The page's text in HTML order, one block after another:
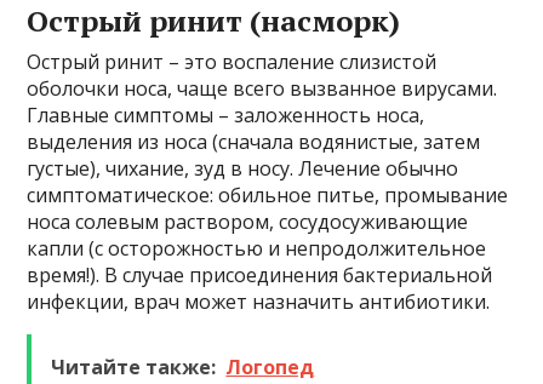
Острый ринит (насморк)
Острый ринит – это воспаление слизистой
оболочки носа, чаще всего вызванное вирусами.
Главные симптомы – заложенность носа,
выделения из носа (сначала водянистые, затем
густые), чихание, зуд в носу. Лечение обычно
симптоматическое: обильное питье, промывание
носа солевым раствором, сосудосуживающие
капли (с осторожностью и непродолжительное
время!). В случае присоединения бактериальной
инфекции, врач может назначить антибиотики.
Читайте также: Логопед